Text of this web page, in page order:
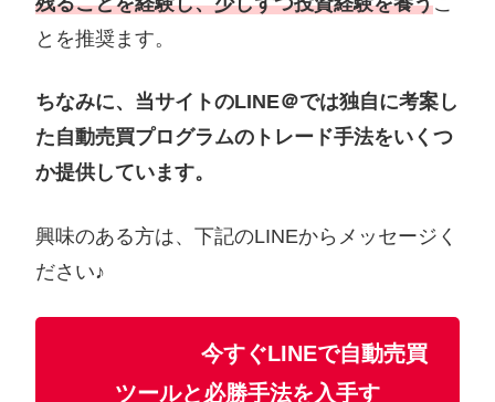
とを推奨ます。
ちなみに、当サイトのLINE＠では独自に考案し
た自動売買プログラムのトレード手法をいくつ
か提供しています。
興味のある方は、下記のLINEからメッセージく
ださい♪
今すぐLINEで自動売買
ツールと必勝手法を入手す